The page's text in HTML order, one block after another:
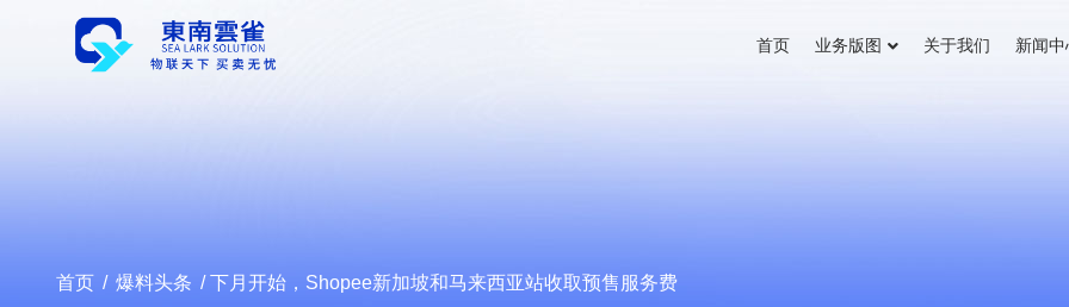
首页 业务版图 关于我们 新闻中
首页 / 爆料头条 / 下月开始，Shopee新加坡和马来西亚站收取预售服务费